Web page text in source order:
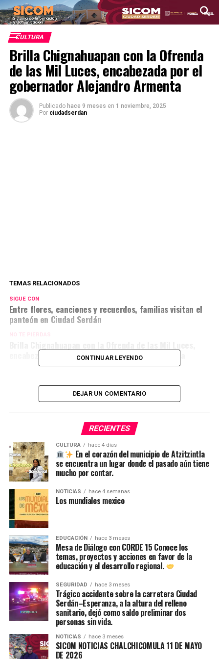
CULTURA
Brilla Chignahuapan con la Ofrenda
de las Mil Luces, encabezada por el
gobernador Alejandro Armenta
Publicado hace 9 meses en 1 noviembre, 2025
Por ciudadserdan
TEMAS RELACIONADOS
SIGUE CON
Entre flores, canciones y recuerdos, familias visitan el
panteón en Ciudad Serdán
NO TE PIERDAS
encabezada por el gobernador Alejandro Armenta
CONTINUAR LEYENDO
DEJAR UN COMENTARIO
RECIENTES
CULTURA hace 4 días
En el corazón del municipio de Atzitzintla
se encuentra un lugar donde el pasado aún tiene
mucho por contar.
NOTICIAS hace 4 semanas
Los mundiales mexico
EDUCACIÓN hace 3 meses
Mesa de Diálogo con CORDE 15 Conoce los
temas, proyectos y acciones en favor de la
educación y el desarrollo regional.
SEGURIDAD hace 3 meses
Trágico accidente sobre la carretera Ciudad
Serdán–Esperanza, a la altura del relleno
sanitario, dejó como saldo preliminar dos
personas sin vida.
NOTICIAS hace 3 meses
SICOM NOTICIAS CHALCHICOMULA 11 DE MAYO
DE 2026